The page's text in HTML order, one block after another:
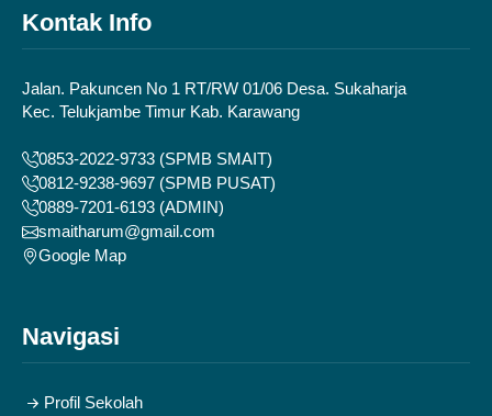
Kontak Info
Jalan. Pakuncen No 1 RT/RW 01/06 Desa. Sukaharja
Kec. Telukjambe Timur Kab. Karawang
0853-2022-9733 (SPMB SMAIT)
0812-9238-9697 (SPMB PUSAT)
0889-7201-6193 (ADMIN)
smaitharum@gmail.com
Google Map
Navigasi
Profil Sekolah